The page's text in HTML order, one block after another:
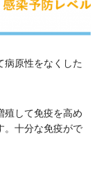
病原性をなくした
殖して免疫を高め
。十分な免疫がで